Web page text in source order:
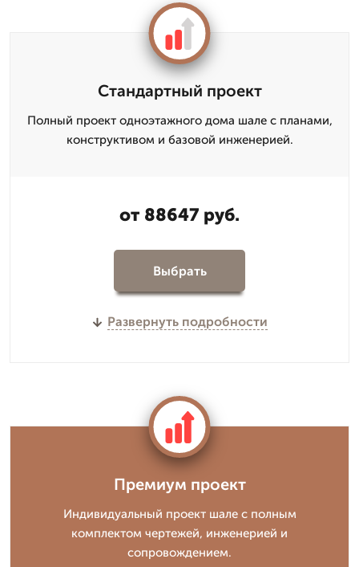
Стандартный проект
Полный проект одноэтажного дома шале с планами,
конструктивом и базовой инженерией.
от 88647 руб.
Выбрать
Развернуть подробности
Премиум проект
Индивидуальный проект шале с полным
комплектом чертежей, инженерией и
сопровождением.